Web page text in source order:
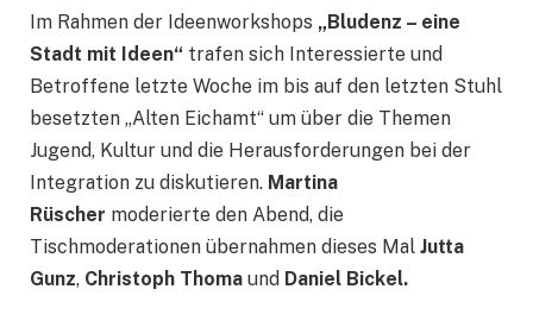
Im Rahmen der Ideenworkshops „Bludenz – eine
Stadt mit Ideen“ trafen sich Interessierte und
Betroffene letzte Woche im bis auf den letzten Stuhl
besetzten „Alten Eichamt“ um über die Themen
Jugend, Kultur und die Herausforderungen bei der
Integration zu diskutieren. Martina
Rüscher moderierte den Abend, die
Tischmoderationen übernahmen dieses Mal Jutta
Gunz, Christoph Thoma und Daniel Bickel.